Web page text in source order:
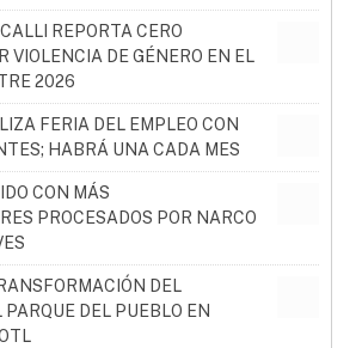
REPORTA CERO
VIOLENCIA DE GÉNERO EN EL
2026
FERIA DEL EMPLEO CON
HABRÁ UNA CADA MES
CON MÁS
PROCESADOS POR NARCO
DEL
PARQUE DEL PUEBLO EN